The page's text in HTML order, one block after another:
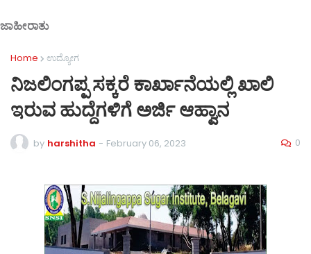
ಜಾಹೀರಾತು
Home ಉದ್ಯೋಗ
ನಿಜಲಿಂಗಪ್ಪ ಸಕ್ಕರೆ ಕಾರ್ಖಾನೆಯಲ್ಲಿ ಖಾಲಿ
ಇರುವ ಹುದ್ದೆಗಳಿಗೆ ಅರ್ಜಿ ಆಹ್ವಾನ
by harshitha - February 06, 2023 0